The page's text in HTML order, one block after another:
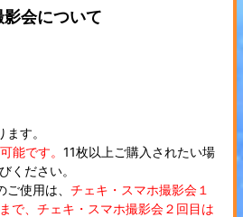
会について
す。
能です。 11枚以上ご購入されたい場
ください。
使用は、 チェキ・スマホ撮影会１
で、チェキ・スマホ撮影会２回目は